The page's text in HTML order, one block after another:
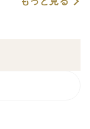
ます。